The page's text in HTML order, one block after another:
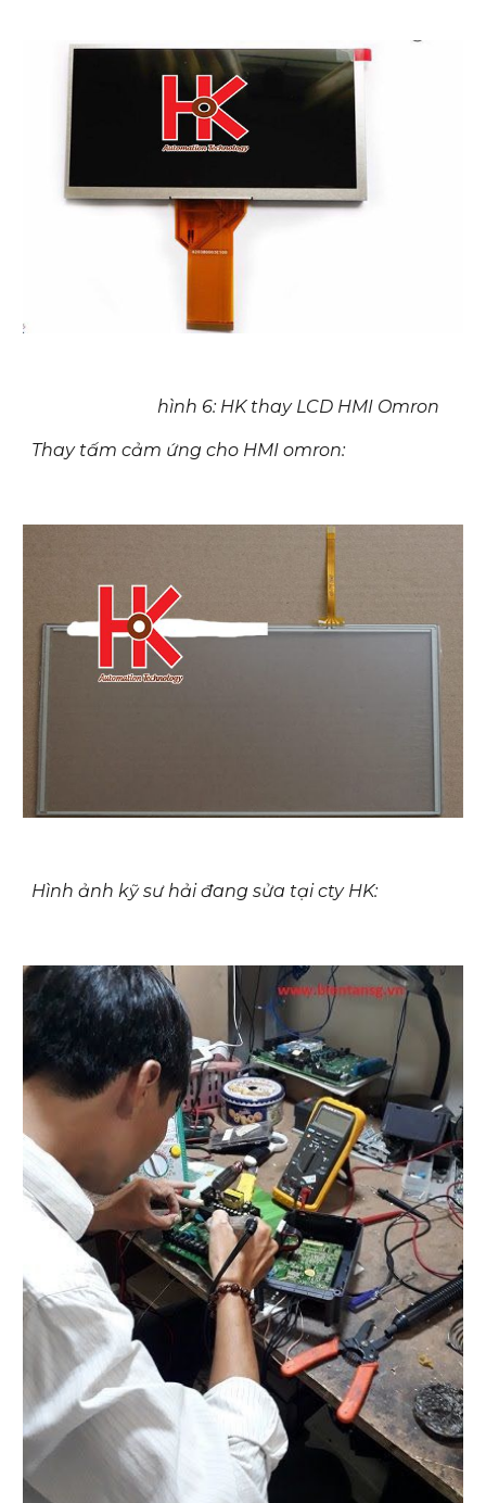
hình 6: HK thay LCD HMI Omron
Thay tấm cảm ứng cho HMI omron:
Hình ảnh kỹ sư hải đang sửa tại cty HK: